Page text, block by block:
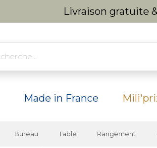
Livraison gratuite
Made in France
Bureau Table Rangement